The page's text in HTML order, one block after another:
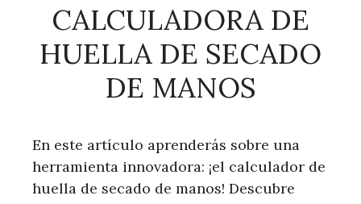
CALCULADORA DE
HUELLA DE SECADO
DE MANOS
En este artículo aprenderás sobre una
herramienta innovadora: ¡el calculador de
huella de secado de manos! Descubre